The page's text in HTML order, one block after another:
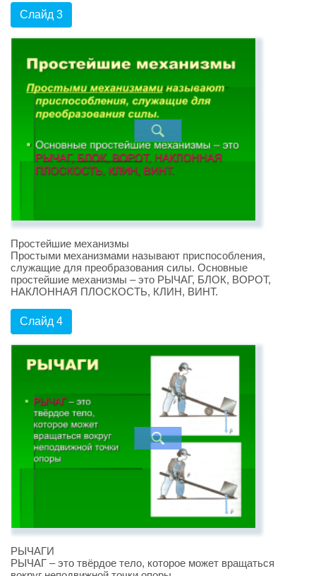
Слайд 3
Простейшие механизмы
Простыми механизмами называют приспособления,
служащие для преобразования силы. Основные
простейшие механизмы – это РЫЧАГ, БЛОК, ВОРОТ,
НАКЛОННАЯ ПЛОСКОСТЬ, КЛИН, ВИНТ.
Слайд 4
РЫЧАГИ
РЫЧАГ – это твёрдое тело, которое может вращаться